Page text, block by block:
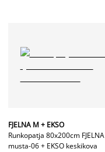
FJELNA M + EKSO
Runkopatja 80x200cm FJELNA
musta-06 + EKSO keskikova